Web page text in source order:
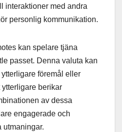
interaktioner med andra
personlig kommunikation.
kan spelare tjäna
passet. Denna valuta kan
föremål eller
berikar
av dessa
engagerade och
utmaningar.